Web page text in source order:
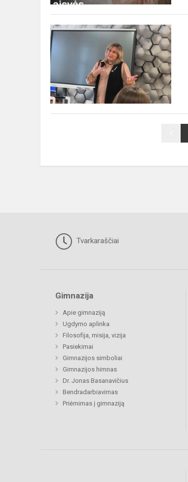
Susitikimas
su
Seimo
nare
Tvarkaraščiai
Gimnazija
Apie gimnaziją
Ugdymo aplinka
Filosofija, misija, vizija
Pasiekimai
Gimnazijos simboliai
Gimnazijos himnas
Dr. Jonas Basanavičius
Bendradarbiavimas
Priėmimas į gimnaziją